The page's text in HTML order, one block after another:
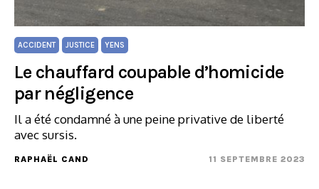
ACCIDENT JUSTICE YENS
Le chauffard coupable d’homicide
par négligence
Il a été condamné à une peine privative de liberté
avec sursis.
RAPHAËL CAND 11 SEPTEMBRE 2023